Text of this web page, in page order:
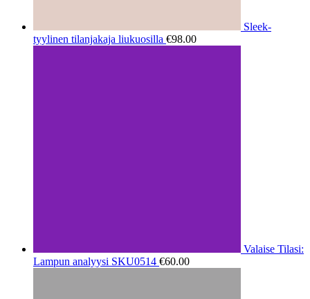
Sleek-
tyylinen tilanjakaja liukuosilla €98.00
Valaise Tilasi:
Lampun analyysi SKU0514 €60.00